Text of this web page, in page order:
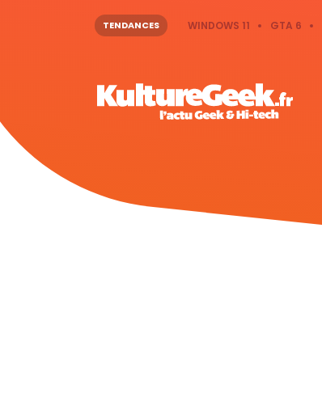
TENDANCES WINDOWS 11 GTA 6